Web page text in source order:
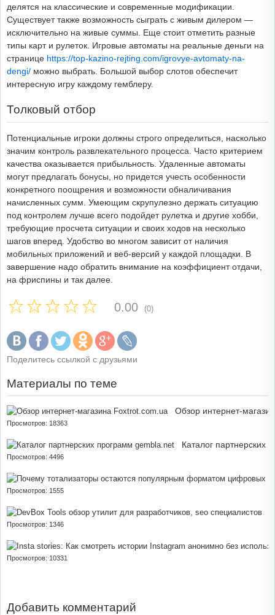
делятся на классические и современные модификации.
Существует также возможность сыграть с живым дилером —
исключительно на живые суммы. Еще стоит отметить разные
типы карт и рулеток. Игровые автоматы на реальные деньги на
странице https://top-kazino-rejting.com/igrovye-avtomaty-na-
dengi/ можно выбрать. Большой выбор слотов обеспечит
интересную игру каждому гемблеру.
Толковый отбор
Потенциальные игроки должны строго определиться, насколько
значим контроль развлекательного процесса. Часто критерием
качества оказывается прибыльность. Удаленные автоматы
могут предлагать бонусы, но придется учесть особенности
конкретного поощрения и возможности обналичивания
начисленных сумм. Умеющим скрупулезно держать ситуацию
под контролем лучше всего подойдет рулетка и другие хобби,
требующие просчета ситуации и своих ходов на несколько
шагов вперед. Удобство во многом зависит от наличия
мобильных приложений и веб-версий у каждой площадки. В
завершение надо обратить внимание на коэффициент отдачи,
на фриспины и так далее.
0.00 (0)
Поделитесь ссылкой с друзьями
Материалы по теме
Обзор интернет-
Просмотров: 18363
Каталог партнерских
Просмотров: 4496
Просмотров: 1555
Просмотров: 1346
Просмотров: 10331
Добавить комментарий